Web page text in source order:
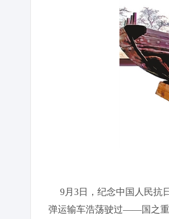
9月3日，纪念中国人民抗
弹运输车浩荡驶过——国之重